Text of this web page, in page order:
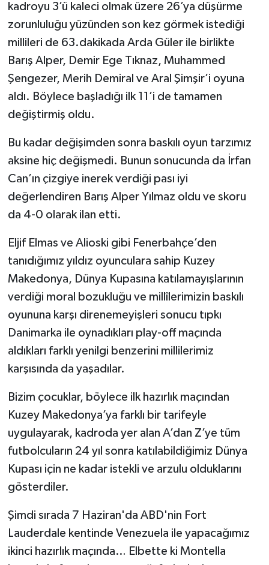
kadroyu 3’ü kaleci olmak üzere 26’ya düşürme
zorunluluğu yüzünden son kez görmek istediği
millileri de 63.dakikada Arda Güler ile birlikte
Barış Alper, Demir Ege Tıknaz, Muhammed
Şengezer, Merih Demiral ve Aral Şimşir’i oyuna
aldı. Böylece başladığı ilk 11’i de tamamen
değiştirmiş oldu.
Bu kadar değişimden sonra baskılı oyun tarzımız
aksine hiç değişmedi. Bunun sonucunda da İrfan
Can’ın çizgiye inerek verdiği pası iyi
değerlendiren Barış Alper Yılmaz oldu ve skoru
da 4-0 olarak ilan etti.
Eljif Elmas ve Alioski gibi Fenerbahçe’den
tanıdığımız yıldız oyunculara sahip Kuzey
Makedonya, Dünya Kupasına katılamayışlarının
verdiği moral bozukluğu ve millîlerimizin baskılı
oyununa karşı direnemeyişleri sonucu tıpkı
Danimarka ile oynadıkları play-off maçında
aldıkları farklı yenilgi benzerini millilerimiz
karşısında da yaşadılar.
Bizim çocuklar, böylece ilk hazırlık maçından
Kuzey Makedonya’ya farklı bir tarifeyle
uygulayarak, kadroda yer alan A’dan Z’ye tüm
futbolcuların 24 yıl sonra katılabildiğimiz Dünya
Kupası için ne kadar istekli ve arzulu olduklarını
gösterdiler.
Şimdi sırada 7 Haziran'da ABD'nin Fort
Lauderdale kentinde Venezuela ile yapacağımız
ikinci hazırlık maçında… Elbette ki Montella